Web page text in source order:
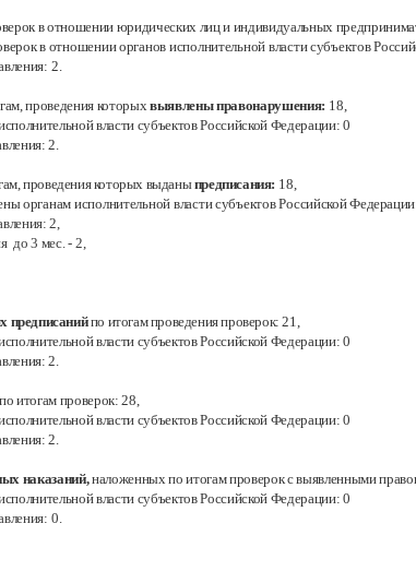
в отношении юридических лиц и индивидуальных
в отношении органов исполнительной власти субъектов
2.
проведения которыхвыявлены правонарушения: 18,
власти субъектов Российской Федерации:0
2.
проведения которых выданыпредписания: 18,
органам исполнительной власти субъектов Российской
2,
до 3 мес. - 2,
предписанийпо итогам проведения проверок:21,
власти субъектов Российской Федерации:0
2.
по итогам проверок:28,
власти субъектов Российской Федерации: 0
2.
наказаний,наложенных по итогам проверок с выявленными
власти субъектов Российской Федерации: 0
0.